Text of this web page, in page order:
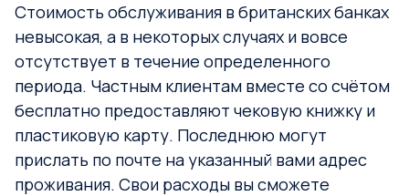
Стоимость обслуживания в британских банках
невысокая, а в некоторых случаях и вовсе
отсутствует в течение определенного
периода. Частным клиентам вместе со счётом
бесплатно предоставляют чековую книжку и
пластиковую карту. Последнюю могут
прислать по почте на указанный вами адрес
проживания. Свои расходы вы сможете